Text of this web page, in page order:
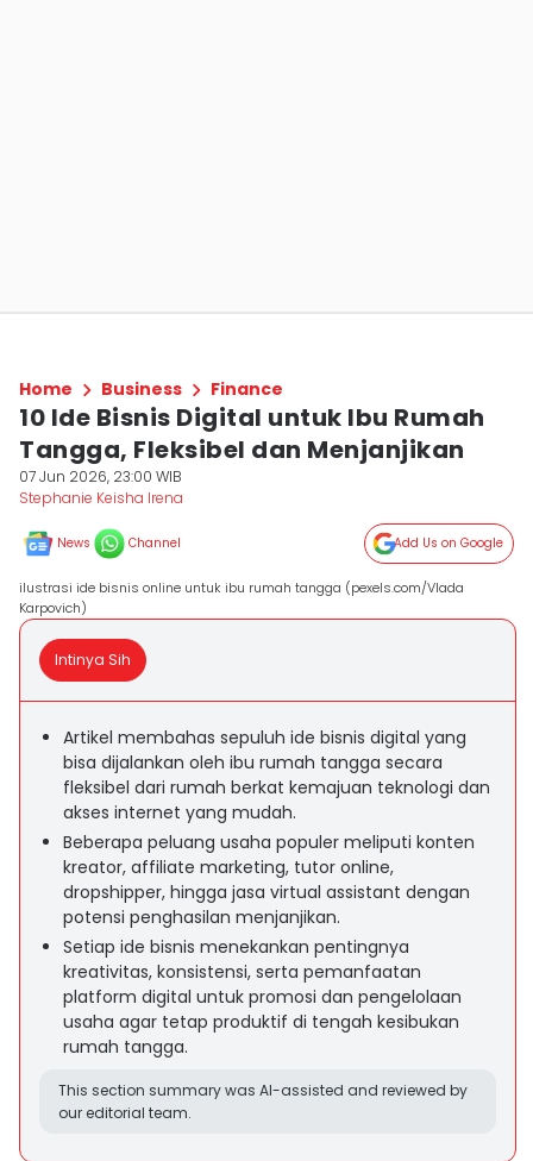
Home Business Finance
10 Ide Bisnis Digital untuk Ibu Rumah
Tangga, Fleksibel dan Menjanjikan
07 Jun 2026, 23:00 WIB
Stephanie Keisha Irena
News Channel Add Us on Google
ilustrasi ide bisnis online untuk ibu rumah tangga (pexels.com/Vlada
Karpovich)
Intinya Sih
Artikel membahas sepuluh ide bisnis digital yang
bisa dijalankan oleh ibu rumah tangga secara
fleksibel dari rumah berkat kemajuan teknologi dan
akses internet yang mudah.
Beberapa peluang usaha populer meliputi konten
kreator, affiliate marketing, tutor online,
dropshipper, hingga jasa virtual assistant dengan
potensi penghasilan menjanjikan.
Setiap ide bisnis menekankan pentingnya
kreativitas, konsistensi, serta pemanfaatan
platform digital untuk promosi dan pengelolaan
usaha agar tetap produktif di tengah kesibukan
rumah tangga.
This section summary was AI-assisted and reviewed by
our editorial team.